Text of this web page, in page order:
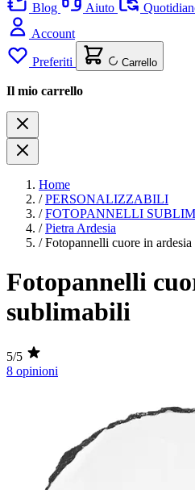
Blog
Aiuto
Account
Preferiti Carrello
Il mio carrello
Home
/ PERSONALIZZABILI
/ FOTOPANNELLI
/ Pietra Ardesia
/ Fotopannelli cuore in
Fotopannelli
sublimabili
5/5
8 opinioni